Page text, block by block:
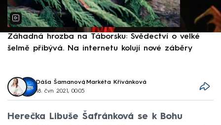
Záhadná hrozba na Táborsku: Svědectví o velké
šelmě přibývá. Na internetu kolují nové záběry
Dáša Šamanová, Markéta Křivánková
18. čvn 2021, 00:05
Herečka Libuše Šafránková se k Bohu